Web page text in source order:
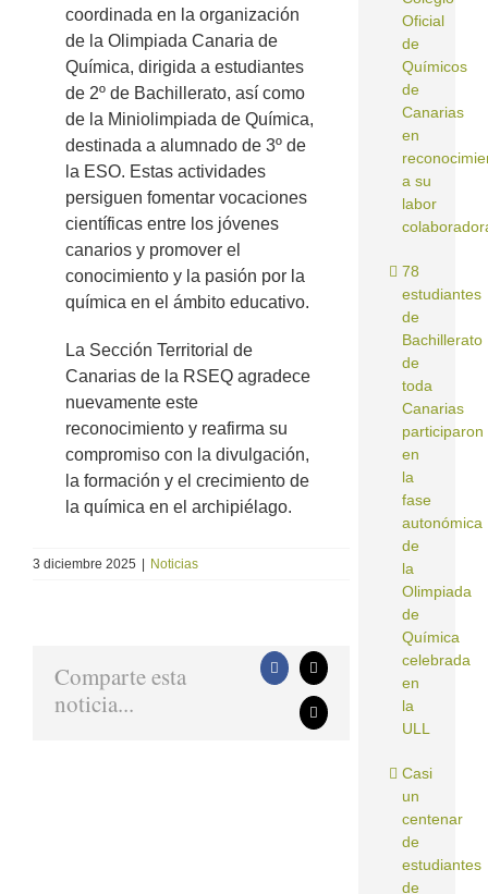
coordinada en la organización
de la Olimpiada Canaria de
Química, dirigida a estudiantes
de 2º de Bachillerato, así como
de la Miniolimpiada de Química,
destinada a alumnado de 3º de
la ESO. Estas actividades
persiguen fomentar vocaciones
científicas entre los jóvenes
canarios y promover el
conocimiento y la pasión por la
química en el ámbito educativo.
La Sección Territorial de
Canarias de la RSEQ agradece
nuevamente este
reconocimiento y reafirma su
compromiso con la divulgación,
la formación y el crecimiento de
la química en el archipiélago.
3 diciembre 2025 Noticias
Comparte esta
noticia...
Facebook
X
Correo
electrónico
Oficial
de
Químicos
de
Canarias
en
a su
labor
78
estudiantes
de
Bachillerato
de
toda
Canarias
participaron
en
la
fase
autonómica
de
la
Olimpiada
de
Química
celebrada
en
la
ULL
Casi
un
centenar
de
estudiantes
de